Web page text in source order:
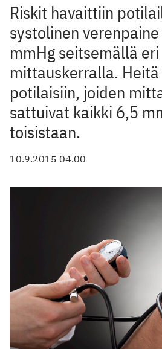
Riskit havaittiin
systolinen
mmHg seitsemällä eri
mittauskerralla.
potilaisiin, joiden
sattuivat kaikki 6,5
toisistaan.
10.9.2015 04.00